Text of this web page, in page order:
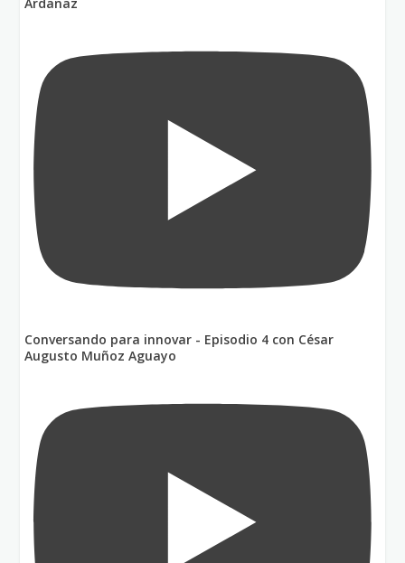
Conversando para innovar - Episodio 4 con César
Augusto Muñoz Aguayo